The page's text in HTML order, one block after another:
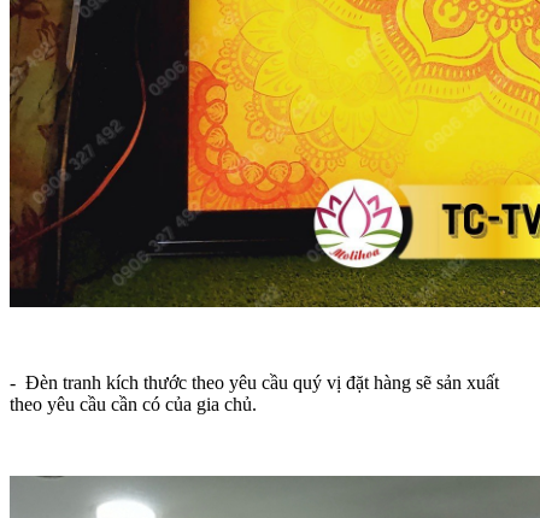
- Đèn tranh kích thước theo yêu cầu quý vị đặt hàng sẽ sản xuất
theo yêu cầu cần có của gia chủ.